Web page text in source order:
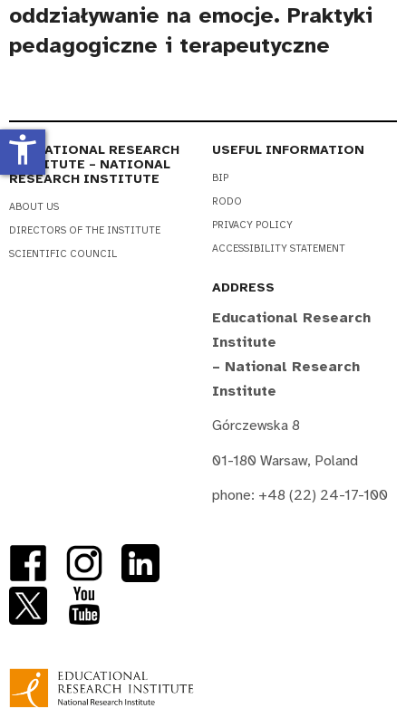
oddziaływanie na emocje. Praktyki
pedagogiczne i terapeutyczne
EDUCATIONAL RESEARCH
INSTITUTE – NATIONAL
RESEARCH INSTITUTE
ABOUT US
DIRECTORS OF THE INSTITUTE
SCIENTIFIC COUNCIL
USEFUL INFORMATION
BIP
RODO
PRIVACY POLICY
ACCESSIBILITY STATEMENT
ADDRESS
Educational Research
Institute
– National Research
Institute
Górczewska 8
01-180 Warsaw, Poland
phone: +48 (22) 24-17-100
accessibility_new